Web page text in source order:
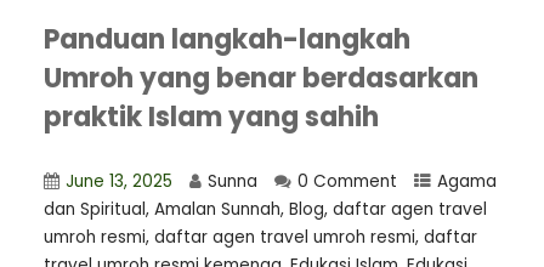
Panduan langkah-langkah
Umroh yang benar berdasarkan
praktik Islam yang sahih
June 13, 2025 Sunna 0 Comment
Agama
dan Spiritual, Amalan Sunnah, Blog, ⁠daftar agen travel
umroh resmi, daftar agen travel umroh resmi, daftar